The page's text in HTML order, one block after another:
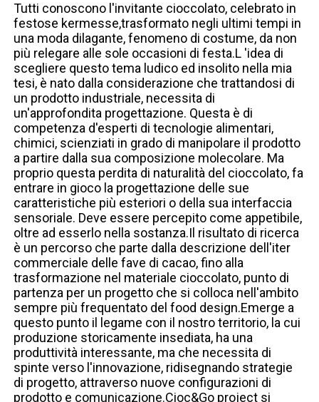
Tutti conoscono l'invitante cioccolato, celebrato in
festose kermesse,trasformato negli ultimi tempi in
una moda dilagante, fenomeno di costume, da non
più relegare alle sole occasioni di festa.L 'idea di
scegliere questo tema ludico ed insolito nella mia
tesi, è nato dalla considerazione che trattandosi di
un prodotto industriale, necessita di
un'approfondita progettazione. Questa è di
competenza d'esperti di tecnologie alimentari,
chimici, scienziati in grado di manipolare il prodotto
a partire dalla sua composizione molecolare. Ma
proprio questa perdita di naturalità del cioccolato, fa
entrare in gioco la progettazione delle sue
caratteristiche più esteriori o della sua interfaccia
sensoriale. Deve essere percepito come appetibile,
oltre ad esserlo nella sostanza.Il risultato di ricerca
è un percorso che parte dalla descrizione dell'iter
commerciale delle fave di cacao, fino alla
trasformazione nel materiale cioccolato, punto di
partenza per un progetto che si colloca nell'ambito
sempre più frequentato del food design.Emerge a
questo punto il legame con il nostro territorio, la cui
produzione storicamente insediata, ha una
produttività interessante, ma che necessita di
spinte verso l'innovazione, ridisegnando strategie
di progetto, attraverso nuove configurazioni di
prodotto e comunicazione.Cioc&Go project si